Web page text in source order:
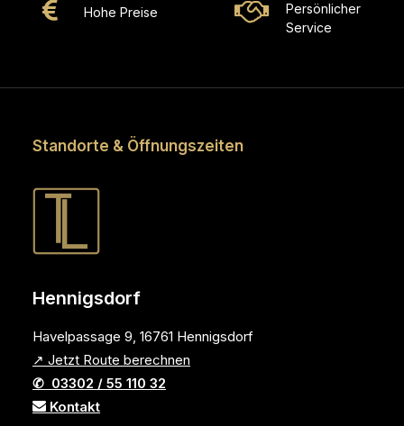
Hohe Preise
Persönlicher
Service
Standorte & Öffnungszeiten
Hennigsdorf
Havelpassage 9, 16761 Hennigsdorf
↗ Jetzt Route berechnen
✆ 03302 / 55 110 32
Kontakt